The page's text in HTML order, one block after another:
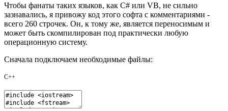
Чтобы фанаты таких языков, как C# или VB, не сильно
зазнавались, я привожу код этого софта с комментариями -
всего 260 строчек. Он, к тому же, является переносимым и
может быть скомпилирован под практически любую
операционную систему.
Сначала подключаем необходимые файлы:
C++